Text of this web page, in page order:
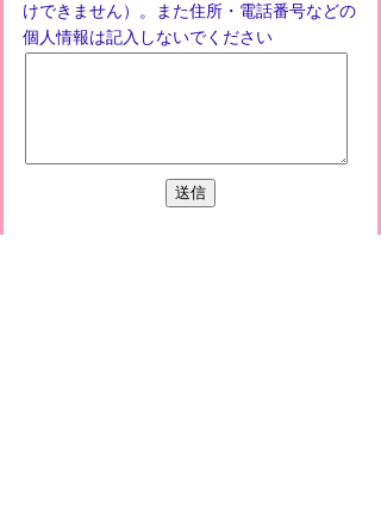
けできません）。また住所・電話番号などの
個人情報は記入しないでください